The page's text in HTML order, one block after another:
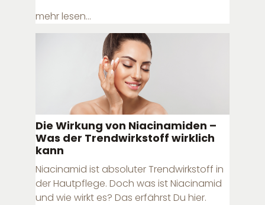
mehr lesen...
Die Wirkung von Niacinamiden –
Was der Trendwirkstoff wirklich
kann
Niacinamid ist absoluter Trendwirkstoff in
der Hautpflege. Doch was ist Niacinamid
und wie wirkt es? Das erfährst Du hier.